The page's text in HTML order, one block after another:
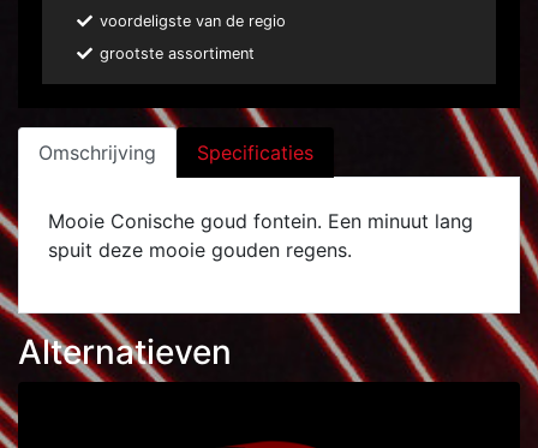
voordeligste van de regio
grootste assortiment
Omschrijving Specificaties
Mooie Conische goud fontein. Een minuut lang
spuit deze mooie gouden regens.
Alternatieven